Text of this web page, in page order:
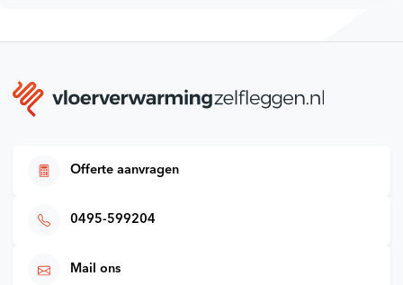
Offerte aanvragen
0495-599204
Mail ons